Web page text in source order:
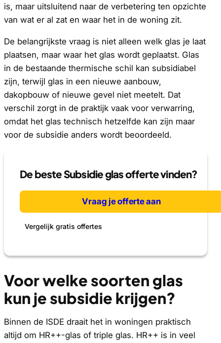
is, maar uitsluitend naar de verbetering ten opzichte
van wat er al zat en waar het in de woning zit.
De belangrijkste vraag is niet alleen welk glas je laat
plaatsen, maar waar het glas wordt geplaatst. Glas
in de bestaande thermische schil kan subsidiabel
zijn, terwijl glas in een nieuwe aanbouw,
dakopbouw of nieuwe gevel niet meetelt. Dat
verschil zorgt in de praktijk vaak voor verwarring,
omdat het glas technisch hetzelfde kan zijn maar
voor de subsidie anders wordt beoordeeld.
De beste Subsidie glas offerte vinden?
Vraag je offerte aan
Vergelijk gratis offertes
Voor welke soorten glas
kun je subsidie krijgen?
Binnen de ISDE draait het in woningen praktisch
altijd om HR++-glas of triple glas. HR++ is in veel